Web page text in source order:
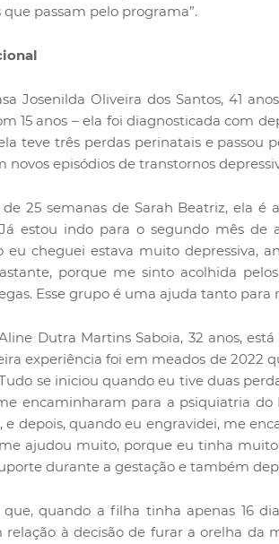
passam pelo programa”.
Josenilda Oliveira dos Santos, 41
15 anos – ela foi diagnosticada com
teve três perdas perinatais e
novos episódios de transtornos
de 25 semanas de Sarah Beatriz, ela
estou indo para o segundo mês
eu cheguei estava muito depressiva,
porque me sinto acolhida
Esse grupo é uma ajuda tanto
Dutra Martins Saboia, 32 anos,
experiência foi em meados de 2022
se iniciou quando eu tive duas
encaminharam para a psiquiatria
e depois, quando eu engravidei, me
ajudou muito, porque eu tinha
durante a gestação e também
quando a filha tinha apenas 16
relação à decisão de furar a orelha da